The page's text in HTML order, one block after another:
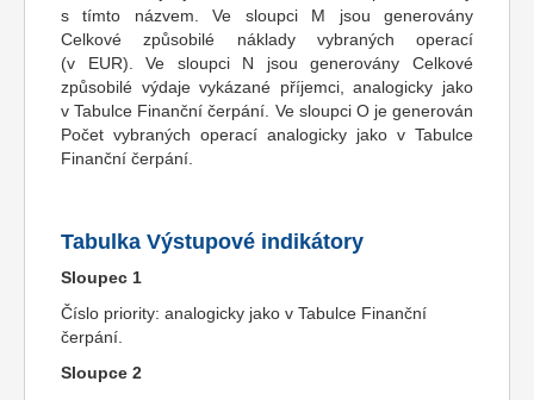
s tímto názvem. Ve sloupci M jsou generovány
Celkové způsobilé náklady vybraných operací
(v EUR). Ve sloupci N jsou generovány Celkové
způsobilé výdaje vykázané příjemci, analogicky jako
v Tabulce Finanční čerpání. Ve sloupci O je generován
Počet vybraných operací analogicky jako v Tabulce
Finanční čerpání.
Tabulka Výstupové indikátory
Sloupec 1
Číslo priority: analogicky jako v Tabulce Finanční
čerpání.
Sloupce 2